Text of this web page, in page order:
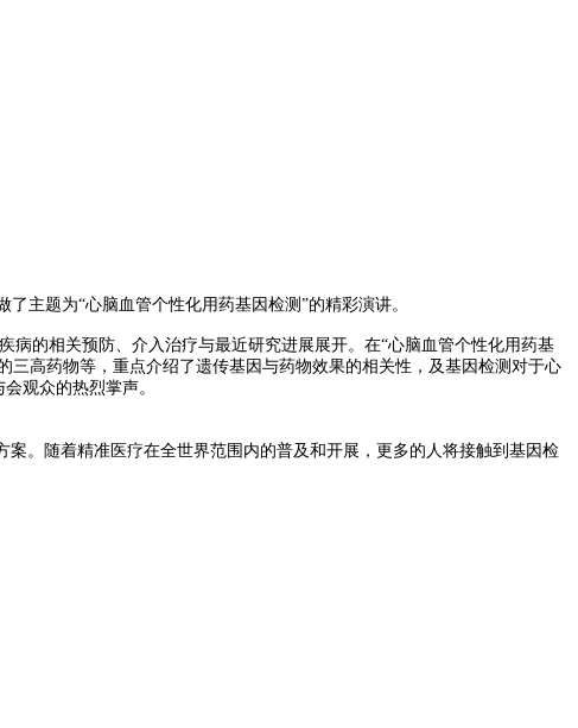
主题为“心脑血管个性化用药基因检测”的精彩演讲。
的相关预防、介入治疗与最近研究进展展开。在“心脑血管个性化用药基
高药物等，重点介绍了遗传基因与药物效果的相关性，及基因检测对于心
观众的热烈掌声。
。随着精准医疗在全世界范围内的普及和开展，更多的人将接触到基因检